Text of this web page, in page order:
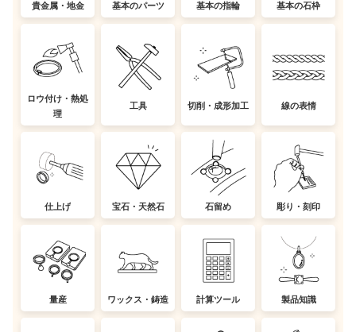
貴金属・地金 基本のパーツ 基本の指輪 基本の石枠
ロウ付け・熱処
理
工具 切削・成形加工 線の表情
仕上げ 宝石・天然石 石留め 彫り・刻印
量産 ワックス・鋳造 計算ツール 製品知識